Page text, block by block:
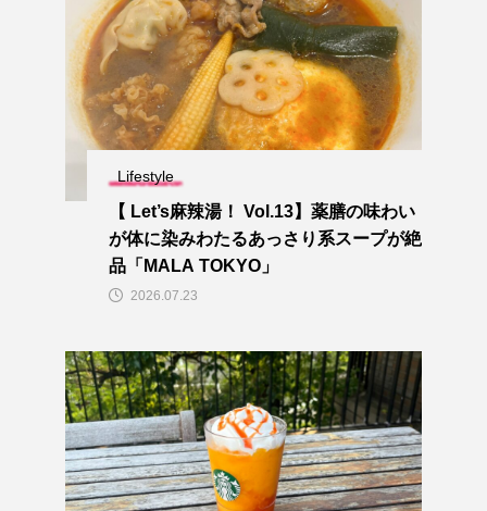
Lifestyle
【 Let’s麻辣湯！ Vol.13】薬膳の味わい
が体に染みわたるあっさり系スープが絶
品「MALA TOKYO」
2026.07.23